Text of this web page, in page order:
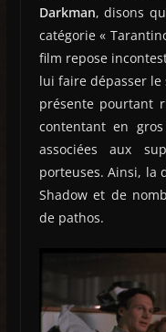
Darkman, disons
catégorie «
film repose
lui faire dépasser le
présente pourtant
contentant en
associées aux
porteuses. Ainsi, la
Shadow et de
de pathos.